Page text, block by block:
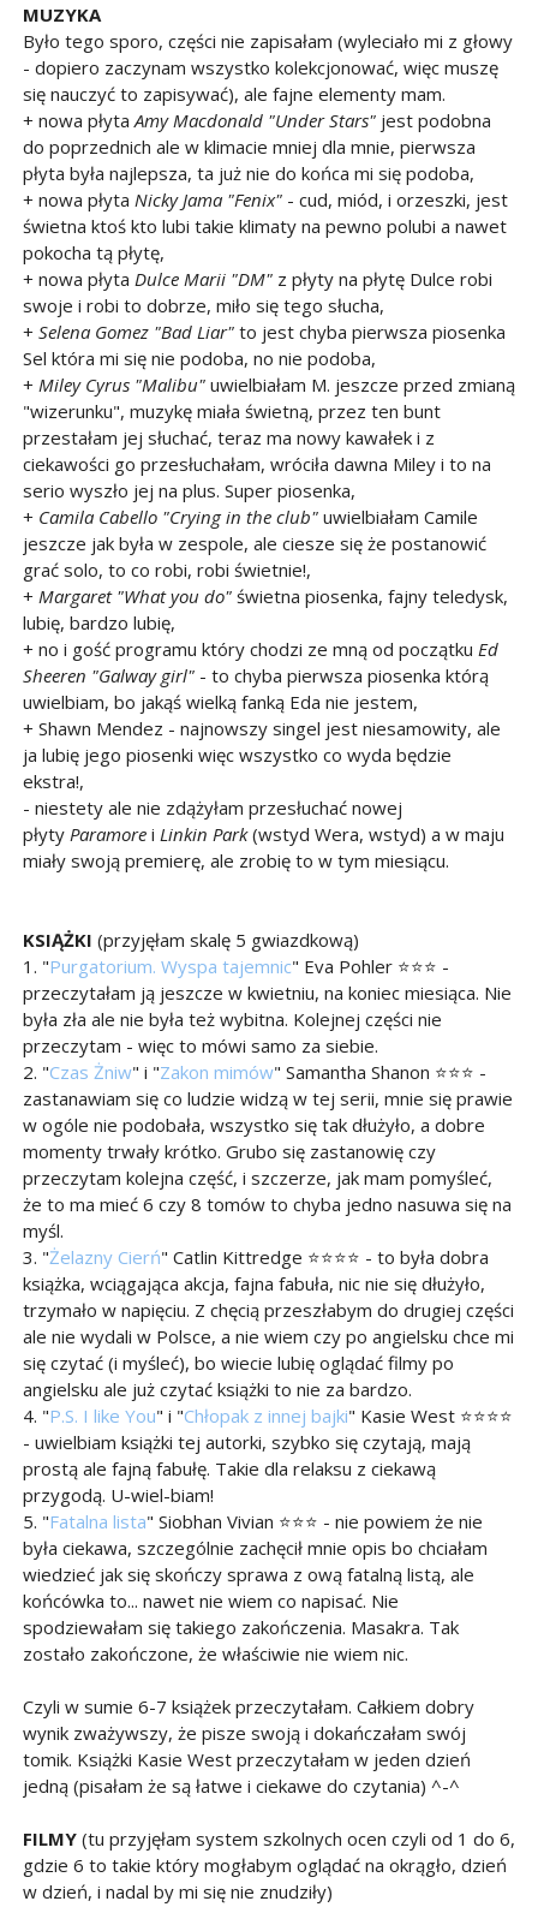
MUZYKA
Było tego sporo, części nie zapisałam (wyleciało mi z głowy
- dopiero zaczynam wszystko kolekcjonować, więc muszę
się nauczyć to zapisywać), ale fajne elementy mam.
+ nowa płyta Amy Macdonald "Under Stars"jest podobna
do poprzednich ale w klimacie mniej dla mnie, pierwsza
płyta była najlepsza, ta już nie do końca mi się podoba,
+ nowa płyta Nicky Jama "Fenix"- cud, miód, i orzeszki, jest
świetna ktoś kto lubi takie klimaty na pewno polubi a nawet
pokocha tą płytę,
+ nowa płyta Dulce Marii "DM"z płyty na płytę Dulce robi
swoje i robi to dobrze, miło się tego słucha,
+ Selena Gomez "Bad Liar"to jest chyba pierwsza piosenka
Sel która mi się nie podoba, no nie podoba,
+ Miley Cyrus "Malibu"uwielbiałam M. jeszcze przed zmianą
"wizerunku", muzykę miała świetną, przez ten bunt
przestałam jej słuchać, teraz ma nowy kawałek i z
ciekawości go przesłuchałam, wróciła dawna Miley i to na
serio wyszło jej na plus. Super piosenka,
+ Camila Cabello "Crying in the club"uwielbiałam Camile
jeszcze jak była w zespole, ale ciesze się że postanowić
grać solo, to co robi, robi świetnie!,
+ Margaret "What you do"świetna piosenka, fajny teledysk,
lubię, bardzo lubię,
+ no i gość programu który chodzi ze mną od początku Ed
Sheeren "Galway girl"- to chyba pierwsza piosenka którą
uwielbiam, bo jakąś wielką fanką Eda nie jestem,
+ Shawn Mendez - najnowszy singel jest niesamowity, ale
ja lubię jego piosenki więc wszystko co wyda będzie
ekstra!,
- niestety ale nie zdążyłam przesłuchać nowej
płyty Paramorei Linkin Park(wstyd Wera, wstyd) a w maju
miały swoją premierę, ale zrobię to w tym miesiącu.
KSIĄŻKI (przyjęłam skalę 5 gwiazdkową)
1. "Purgatorium. Wyspa tajemnic" Eva Pohler ⭐⭐⭐ -
przeczytałam ją jeszcze w kwietniu, na koniec miesiąca. Nie
była zła ale nie była też wybitna. Kolejnej części nie
przeczytam - więc to mówi samo za siebie.
2. "Czas Żniw" i "Zakon mimów" Samantha Shanon ⭐⭐⭐ -
zastanawiam się co ludzie widzą w tej serii, mnie się prawie
w ogóle nie podobała, wszystko się tak dłużyło, a dobre
momenty trwały krótko. Grubo się zastanowię czy
przeczytam kolejna część, i szczerze, jak mam pomyśleć,
że to ma mieć 6 czy 8 tomów to chyba jedno nasuwa się na
myśl.
3. "Żelazny Cierń" Catlin Kittredge ⭐⭐⭐⭐ - to była dobra
książka, wciągająca akcja, fajna fabuła, nic nie się dłużyło,
trzymało w napięciu. Z chęcią przeszłabym do drugiej części
ale nie wydali w Polsce, a nie wiem czy po angielsku chce mi
się czytać (i myśleć), bo wiecie lubię oglądać filmy po
angielsku ale już czytać książki to nie za bardzo.
4. "P.S. I like You" i "Chłopak z innej bajki" Kasie West ⭐⭐⭐⭐
- uwielbiam książki tej autorki, szybko się czytają, mają
prostą ale fajną fabułę. Takie dla relaksu z ciekawą
przygodą. U-wiel-biam!
5. "Fatalna lista" Siobhan Vivian ⭐⭐⭐ - nie powiem że nie
była ciekawa, szczególnie zachęcił mnie opis bo chciałam
wiedzieć jak się skończy sprawa z ową fatalną listą, ale
końcówka to... nawet nie wiem co napisać. Nie
spodziewałam się takiego zakończenia. Masakra. Tak
zostało zakończone, że właściwie nie wiem nic.
Czyli w sumie 6-7 książek przeczytałam. Całkiem dobry
wynik zważywszy, że pisze swoją i dokańczałam swój
tomik. Książki Kasie West przeczytałam w jeden dzień
jedną (pisałam że są łatwe i ciekawe do czytania) ^-^
FILMY(tu przyjęłam system szkolnych ocen czyli od 1 do 6,
gdzie 6 to takie który mogłabym oglądać na okrągło, dzień
w dzień, i nadal by mi się nie znudziły)